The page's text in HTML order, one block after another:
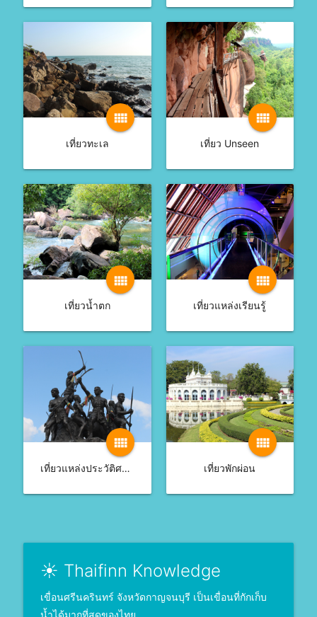
view_comfy
เที่ยวทะเล
view_comfy
เที่ยว Unseen
view_comfy
เที่ยวน้ำตก
view_comfy
เที่ยวแหล่งเรียนรู้
view_comfy
เที่ยวแหล่งประวัติศาสตร์
view_comfy
เที่ยวพักผ่อน
☀ Thaifinn Knowledge
เขื่อนศรีนครินทร์ จังหวัดกาญจนบุรี เป็นเขื่อนที่กักเก็บ
น้ำได้มากที่สุดของไทย